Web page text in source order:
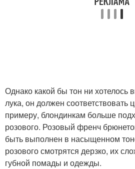
Маникюр с красным
Маникюр с золотом
Однако какой бы тон ни хотелось
лука, он должен
примеру, блондинкам больше
розового. Розовый френч
быть выполнен в насыщенном
розового смотрятся дерзко, их
губной помады и одежды.